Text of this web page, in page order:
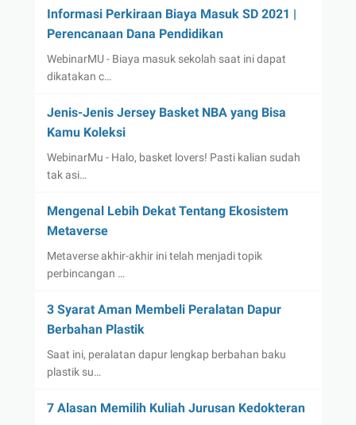
Informasi Perkiraan Biaya Masuk SD 2021 |
Perencanaan Dana Pendidikan
WebinarMU - Biaya masuk sekolah saat ini dapat
dikatakan c…
Jenis-Jenis Jersey Basket NBA yang Bisa
Kamu Koleksi
WebinarMu - Halo, basket lovers! Pasti kalian sudah
tak asi…
Mengenal Lebih Dekat Tentang Ekosistem
Metaverse
Metaverse akhir-akhir ini telah menjadi topik
perbincangan …
3 Syarat Aman Membeli Peralatan Dapur
Berbahan Plastik
Saat ini, peralatan dapur lengkap berbahan baku
plastik su…
7 Alasan Memilih Kuliah Jurusan Kedokteran